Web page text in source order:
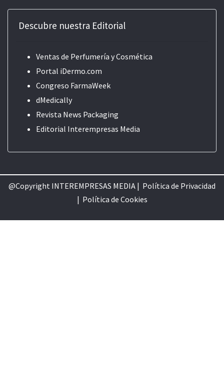
Descubre nuestra Editorial
Ventas de Perfumería y Cosmética
Portal iDermo.com
Congreso FarmaWeek
dMedically
Revista News Packaging
Editorial Interempresas Media
@Copyright INTEREMPRESAS MEDIA | Política de Privacidad
| Política de Cookies